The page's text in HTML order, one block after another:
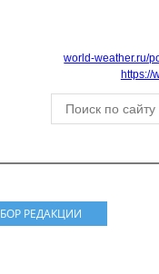
world-weather.ru/
https://
РЕДАКЦИИ